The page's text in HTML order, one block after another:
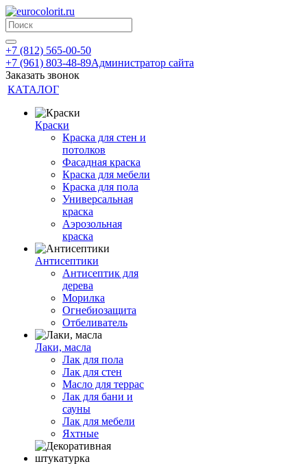
+7 (812) 565-00-50
+7 (961) 803-48-89Администратор сайта
Заказать звонок
КАТАЛОГ
Краски
Краска для стен и
потолков
Фасадная краска
Краска для мебели
Краска для пола
Универсальная
краска
Аэрозольная
краска
Антисептики
Антисептик для
дерева
Морилка
Огнебиозащита
Отбеливатель
Лаки, масла
Лак для пола
Лак для стен
Масло для террас
Лак для бани и
сауны
Лак для мебели
Яхтные